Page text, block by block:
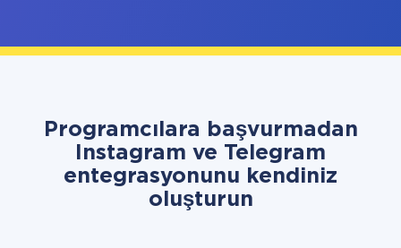
Programcılara başvurmadan
Instagram ve Telegram
entegrasyonunu kendiniz
oluşturun